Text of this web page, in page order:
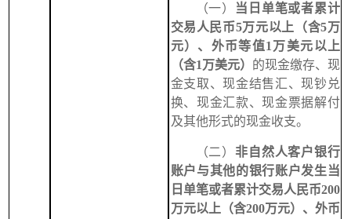
（一）
当日单笔或者累计
交易人民币5万元以上（含5万
元）、外币等值1万美元以上
（含1万美元） 的现金缴存、现
金支取、现金结售汇、现钞兑
换、现金汇款、现金票据解付
及其他形式的现金收支。
（二） 非自然人客户银行
账户与其他的银行账户发生当
日单笔或者累计交易人民币200
万元以上（含200万元）、外币